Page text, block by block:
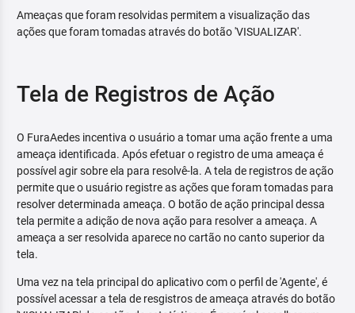
Ameaças que foram resolvidas permitem a visualização das
ações que foram tomadas através do botão 'VISUALIZAR'.
Tela de Registros de Ação
O FuraAedes incentiva o usuário a tomar uma ação frente a uma
ameaça identificada. Após efetuar o registro de uma ameaça é
possível agir sobre ela para resolvê-la. A tela de registros de ação
permite que o usuário registre as ações que foram tomadas para
resolver determinada ameaça. O botão de ação principal dessa
tela permite a adição de nova ação para resolver a ameaça. A
ameaça a ser resolvida aparece no cartão no canto superior da
tela.
Uma vez na tela principal do aplicativo com o perfil de 'Agente', é
possível acessar a tela de resgistros de ameaça através do botão